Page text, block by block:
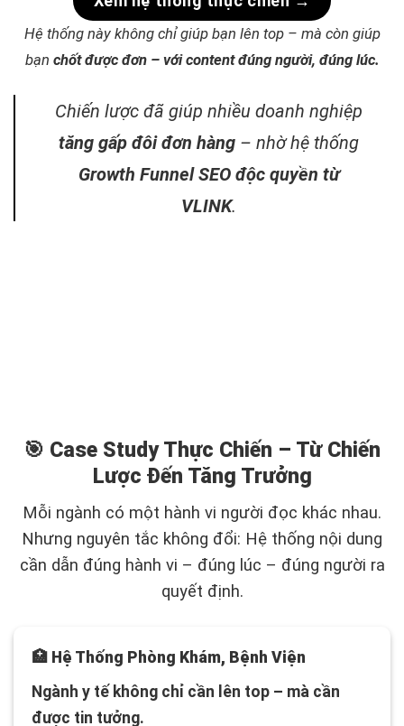
Hệ thống này không chỉ giúp bạn lên top – mà còn giúp
bạn chốt được đơn – với content đúng người, đúng lúc.
Chiến lược đã giúp nhiều doanh nghiệp
tăng gấp đôi đơn hàng – nhờ hệ thống
Growth Funnel SEO độc quyền từ
VLINK.
🎯 Case Study Thực Chiến – Từ Chiến
Lược Đến Tăng Trưởng
Mỗi ngành có một hành vi người đọc khác nhau.
Nhưng nguyên tắc không đổi: Hệ thống nội dung
cần dẫn đúng hành vi – đúng lúc – đúng người ra
quyết định.
🏥 Hệ Thống Phòng Khám, Bệnh Viện
Ngành y tế không chỉ cần lên top – mà cần
được tin tưởng.